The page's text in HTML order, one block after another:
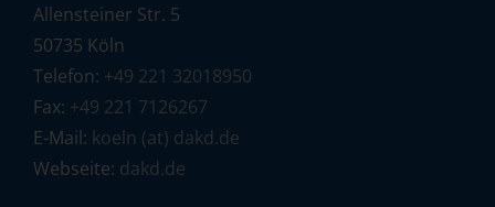
Allensteiner Str. 5
50735 Köln
Telefon: +49 221 32018950
Fax: +49 221 7126267
E-Mail: koeln (at) dakd.de
Webseite: dakd.de